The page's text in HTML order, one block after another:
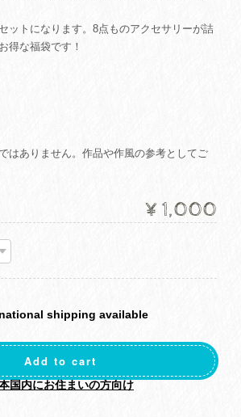
ットになります。8点ものアクセサリーが詰
得な福袋です！
はありません。作品や作風の参考としてご
¥1,000
shipping available
Add to cart
国内にお住まいの方向け